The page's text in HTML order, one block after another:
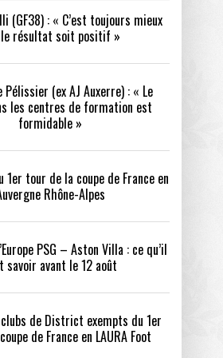
- 04/07/2026
LES CLUBS DE DISTRICT EXEMPTS
TOUR DE LA COUPE DE FRANCE EN
FOOT
(GF38) : « C’est toujours mieux
le résultat soit positif »
(ex AJ Auxerre) : « Le
les centres de formation est
formidable »
1er tour de la coupe de France en
Rhône-Alpes
PSG – Aston Villa : ce qu’il
savoir avant le 12 août
de District exempts du 1er
de France en LAURA Foot